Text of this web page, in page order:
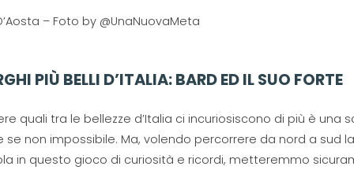
– Foto by @UnaNuovaMeta
PIÙ BELLI D’ITALIA: BARD ED IL SUO FORTE
quali tra le bellezze d’Italia ci incuriosiscono di più è una
se non impossibile. Ma, volendo percorrere da nord a sud la
in questo gioco di curiosità e ricordi, metteremmo